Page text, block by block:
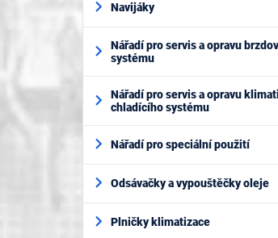
Navijáky
Nářadí pro servis a opravu
systému
Nářadí pro servis a opravu
chladícího systému
Nářadí pro speciální použití
Odsávačky a vypouštěčky oleje
Plničky klimatizace